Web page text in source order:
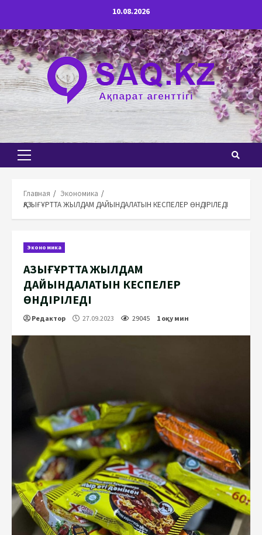
содержимому
10.08.2026
Основное
Главная
Экономика
ҚАЗЫҒҰРТТА ЖЫЛДАМ ДАЙЫНДАЛАТЫН КЕСПЕЛЕР ӨНДІРІЛЕДІ
Экономика
ҚАЗЫҒҰРТТА ЖЫЛДАМ
ДАЙЫНДАЛАТЫН КЕСПЕЛЕР
ӨНДІРІЛЕДІ
Редактор 27.09.2023 29045 1 оқу мин